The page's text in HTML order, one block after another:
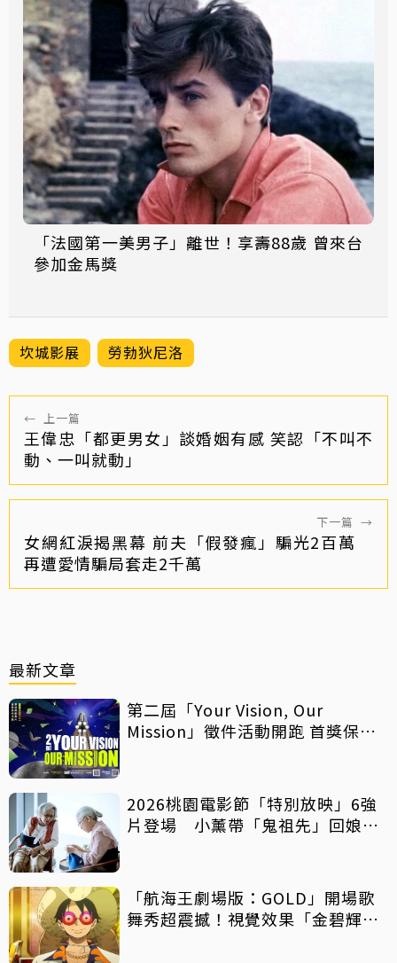
「法國第一美男子」離世！享壽88歲 曾來台
參加金馬獎
坎城影展 勞勃狄尼洛
← 上一篇
王偉忠「都更男女」談婚姻有感 笑認「不叫不
動、一叫就動」
下一篇 →
女網紅淚揭黑幕 前夫「假發瘋」騙光2百萬
再遭愛情騙局套走2千萬
最新文章
第二屆「Your Vision, Our
Mission」徵件活動開跑 首獎保證
2026桃園電影節「特別放映」6強
片登場 小薰帶「鬼祖先」回娘
「航海王劇場版：GOLD」開場歌
舞秀超震撼！視覺效果「金碧輝